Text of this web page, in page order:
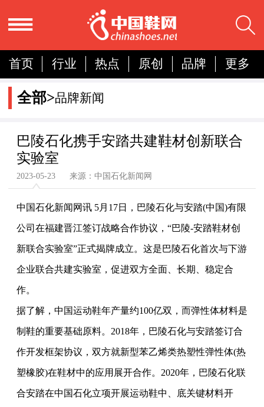
首页 行业 热点 原创 品牌
更多
国内
国际
分析
全部>品牌新闻
巴陵石化携手安踏共建鞋材创新联合
实验室
2023-05-23 来源：中国石化新闻网
中国石化新闻网讯 5月17日，巴陵石化与安踏(中国)有限
公司在福建晋江签订战略合作协议，“巴陵-安踏鞋材创
新联合实验室”正式揭牌成立。这是巴陵石化首次与下游
企业联合共建实验室，促进双方全面、长期、稳定合
作。
据了解，中国运动鞋年产量约100亿双，而弹性体材料是
制鞋的重要基础原料。2018年，巴陵石化与安踏签订合
作开发框架协议，双方就新型苯乙烯类热塑性弹性体(热
塑橡胶)在鞋材中的应用展开合作。2020年，巴陵石化联
合安踏在中国石化立项开展运动鞋中、底关键材料开